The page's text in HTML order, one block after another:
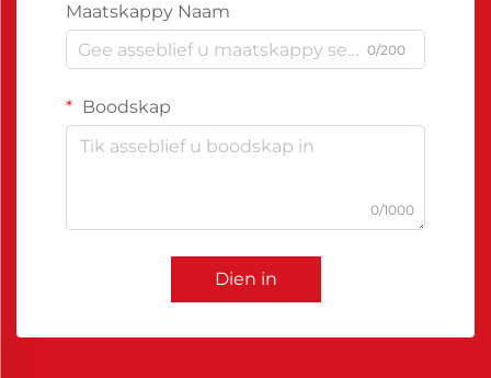
Maatskappy Naam
0/200
Boodskap
0/1000
Dien in